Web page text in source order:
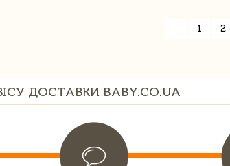
1 2
ДОСТАВКИ BABY.CO.UA